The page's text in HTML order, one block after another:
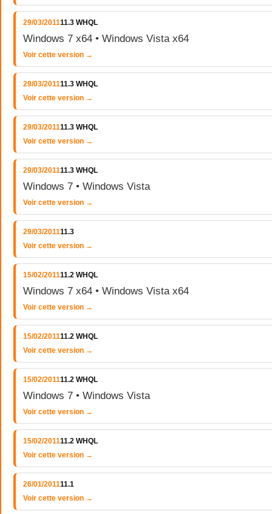
29/03/201111.3 WHQL
Windows 7 x64 • Windows Vista x64
Voir cette version →
29/03/201111.3 WHQL
Voir cette version →
29/03/201111.3 WHQL
Voir cette version →
29/03/201111.3 WHQL
Windows 7 • Windows Vista
Voir cette version →
29/03/201111.3
Voir cette version →
15/02/201111.2 WHQL
Windows 7 x64 • Windows Vista x64
Voir cette version →
15/02/201111.2 WHQL
Voir cette version →
15/02/201111.2 WHQL
Windows 7 • Windows Vista
Voir cette version →
15/02/201111.2 WHQL
Voir cette version →
26/01/201111.1
Voir cette version →